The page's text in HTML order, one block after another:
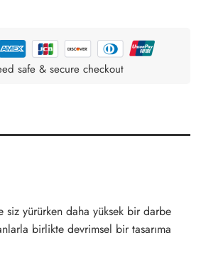
safe & secure checkout
yürürken daha yüksek bir darbe
birlikte devrimsel bir tasarıma